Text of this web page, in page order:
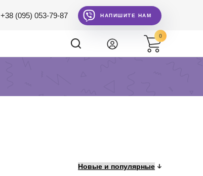
+38 (095) 053-79-87 НАПИШИТЕ НАМ
0